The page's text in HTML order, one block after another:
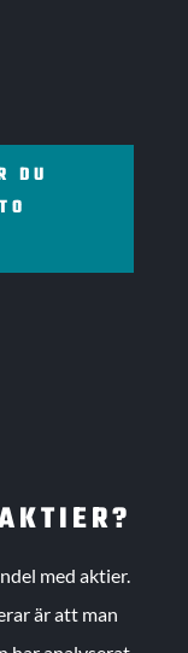
DU
med aktier.
är att man